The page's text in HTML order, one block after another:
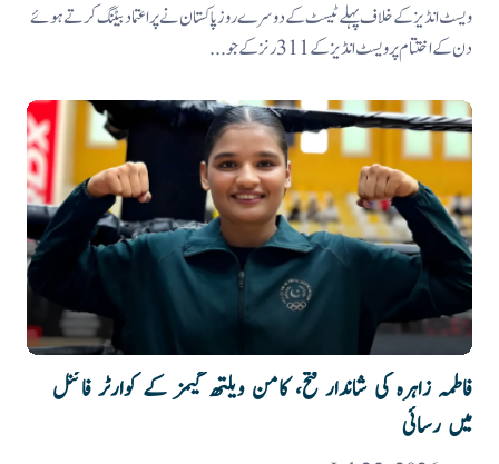
ویسٹ انڈیز کے خلاف پہلے ٹیسٹ کے دوسرےروز پاکستان نے پراعتماد بیٹنگ کرتے ہوئے
دن کے اختتام پر ویسٹ انڈیز کے 311 رنز کے جو...
فاطمہ زاہرہ کی شاندار فتح، کامن ویلتھ گیمز کے کوارٹر فائنل
میں رسائی